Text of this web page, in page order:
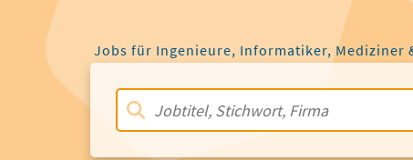
Jobs für Ingenieure, Informatiker, Mediziner